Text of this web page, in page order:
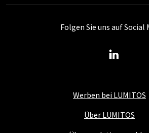
Werben bei LUMITOS
Über LUMITOS
Folgen Sie uns auf Social